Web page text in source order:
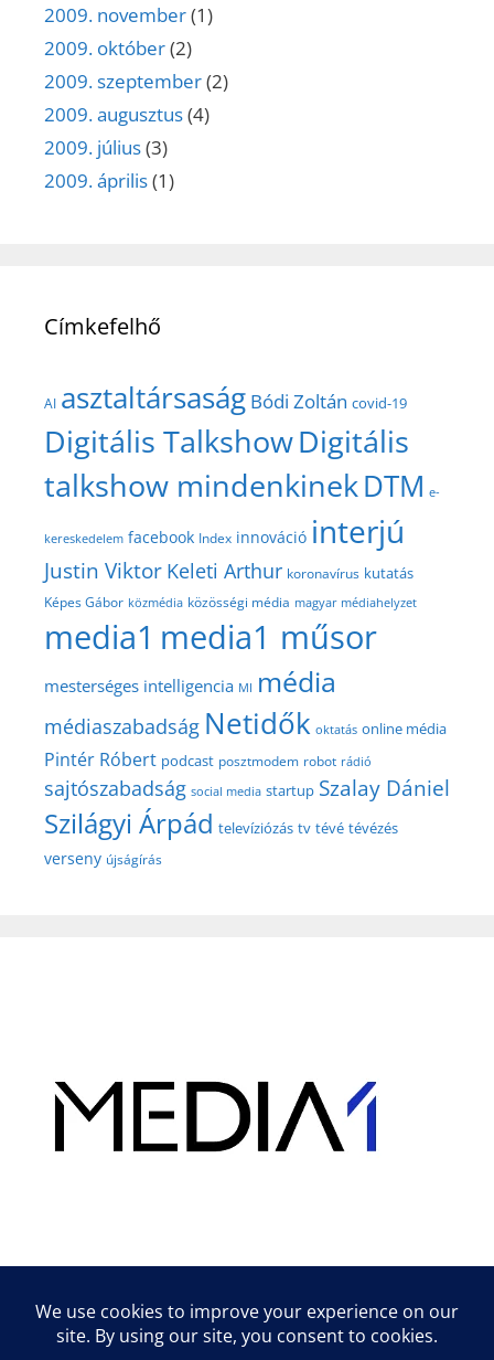
2009. november(1)
2009. október(2)
2009. szeptember(2)
2009. augusztus(4)
2009. július(3)
2009. április(1)
Címkefelhő
AI asztaltársaság Bódi Zoltán covid-19
Digitális TalkshowDigitális
talkshow mindenkinekDTM e-
kereskedelem facebook Index innováció interjú
Justin Viktor Keleti Arthur koronavírus kutatás
Képes Gábor közmédia közösségi média magyar médiahelyzet
media1 media1 műsor
mesterséges intelligencia MI média
médiaszabadság Netidők oktatás online média
Pintér Róbert podcast posztmodem robot rádió
sajtószabadság social media startup Szalay Dániel
Szilágyi Árpád televíziózás tv tévé tévézés
verseny újságírás